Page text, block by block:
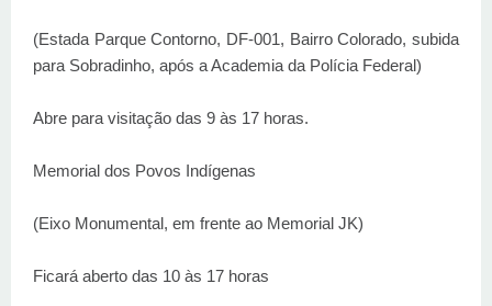
(Estada Parque Contorno, DF-001, Bairro Colorado, subida
para Sobradinho, após a Academia da Polícia Federal)
Abre para visitação das 9 às 17 horas.
Memorial dos Povos Indígenas
(Eixo Monumental, em frente ao Memorial JK)
Ficará aberto das 10 às 17 horas